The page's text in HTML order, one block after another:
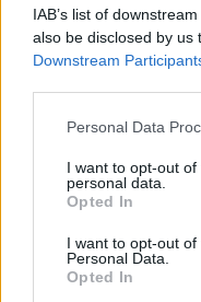
IAB’s list of
also be disclosed by us
Downstream
Personal Data
I want to opt-out
personal data.
Opted In
I want to opt-out
Personal Data.
Opted In
Vaizdai iš tragiškos
vaiko gyvybių
32 laipsnių šilumos
Žinios
Nufilmavo, kaip